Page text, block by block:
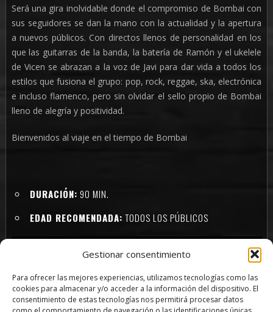
Gestionar consentimiento
Para ofrecer las mejores experiencias, utilizamos tecnologías como las
cookies para almacenar y/o acceder a la información del dispositivo. El
consentimiento de estas tecnologías nos permitirá procesar datos
Será una gira inolvidable donde el compromiso de Bombai con
sus seguidores se dan la mano con la actualidad y la apertura
a nuevos públicos. Con directos llenos de personalidad en los
que las guitarras de la banda, la batería de Ramón y el ukelele
de Vicen se abrazan a la voz de Javi para dar vida a todos los
estilos que fusiona el grupo: pop, rock, reggae, ska, electrónica
e incluso flamenco, pero sin olvidar el sello propio de Bombai
lleno de alegría y positividad.
Bienvenidos al viaje en el tiempo de Bombai
DURACIÓN: 90 MIN.
EDAD RECOMENDADA: TODOS LOS PÚBLICOS